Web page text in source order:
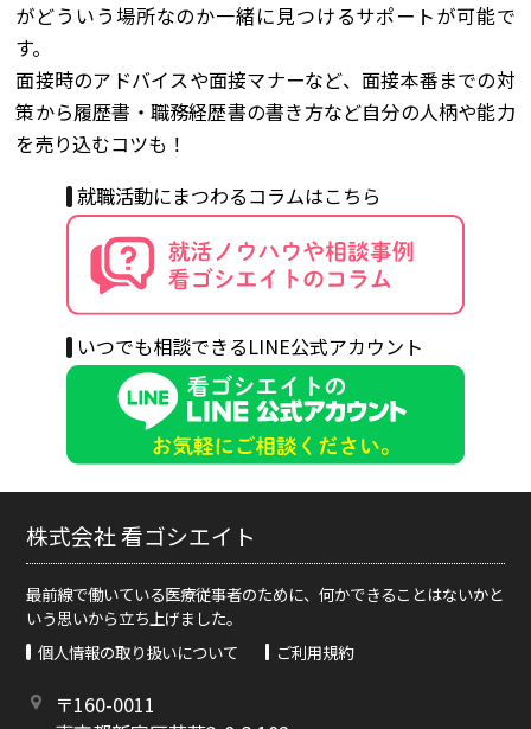
がどういう場所なのか一緒に見つけるサポートが可能で
す。
面接時のアドバイスや面接マナーなど、面接本番までの対
策から履歴書・職務経歴書の書き方など自分の人柄や能力
を売り込むコツも！
就職活動にまつわるコラムはこちら
いつでも相談できるLINE公式アカウント
株式会社 看ゴシエイト
最前線で働いている医療従事者のために、何かできることはないかと
いう思いから立ち上げました。
個人情報の取り扱いについて
ご利用規約
〒160-0011